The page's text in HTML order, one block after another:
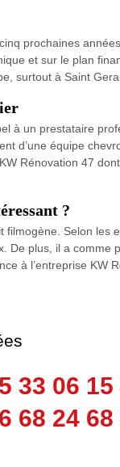
prochaines
et sur le plan
surtout à Saint
à un prestataire
d’une équipe
Rénovation 47
?
Selon les
plus, il a comme
à l’entreprise KW
33 06 15
68 24 68